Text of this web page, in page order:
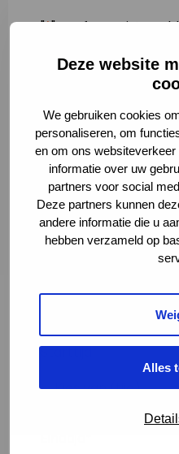
Deze website
We gebruiken cookies
personaliseren, om
en om ons
informatie over uw
partners voor social
Deze partners kunnen
andere informatie die u
hebben verzameld op
Alles
"*" geeft vereiste
Volledige
Starttijd*